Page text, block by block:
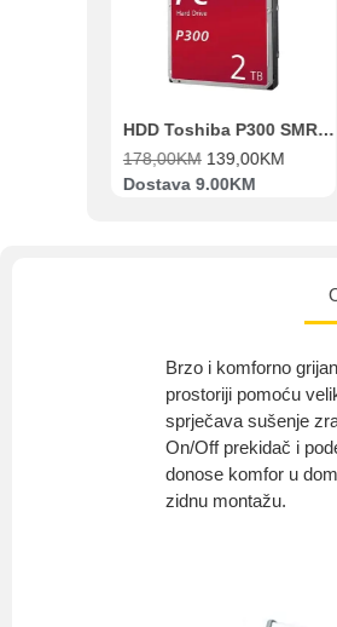
HDD Toshiba P300 SMR 3.5″ 2TB SATA III
178,00KM 139,00KM
Dostava 9.00KM
Brzo i komforno
prostoriji pomoću
sprječava sušenje
On/Off prekidač i
donose komfor u
zidnu montažu.